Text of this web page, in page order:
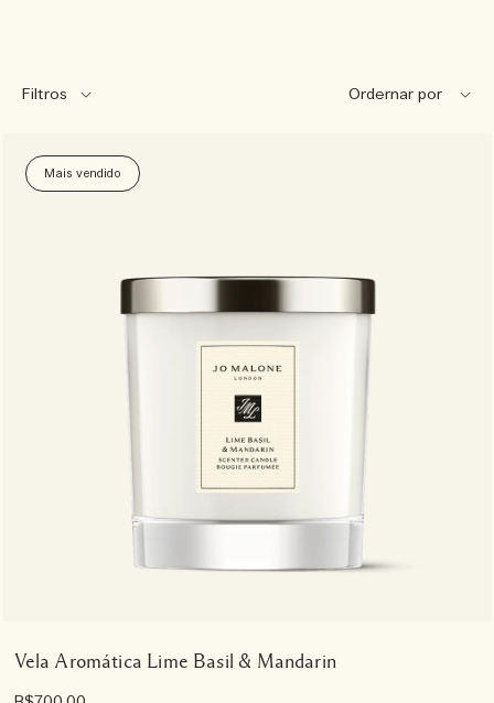
Filtros
Mais vendido
Vela Aromática Lime Basil & Mandarin